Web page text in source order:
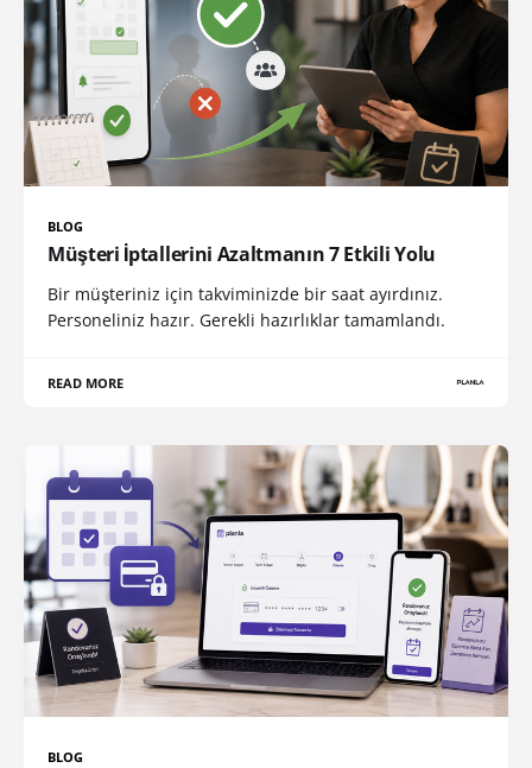
BLOG
Müşteri İptallerini Azaltmanın 7 Etkili Yolu
Bir müşteriniz için takviminizde bir saat ayırdınız.
Personeliniz hazır. Gerekli hazırlıklar tamamlandı.
READ MORE
BLOG